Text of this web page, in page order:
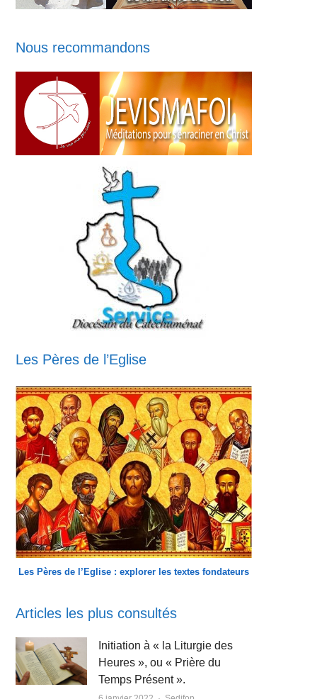
Nous recommandons
Les Pères de l’Eglise
Les Pères de l’Eglise : explorer les textes fondateurs
Articles les plus consultés
Initiation à « la Liturgie des
Heures », ou « Prière du
Temps Présent ».